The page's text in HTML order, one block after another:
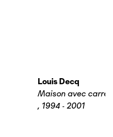
Louis Decq
Maison avec
, 1994 - 2001